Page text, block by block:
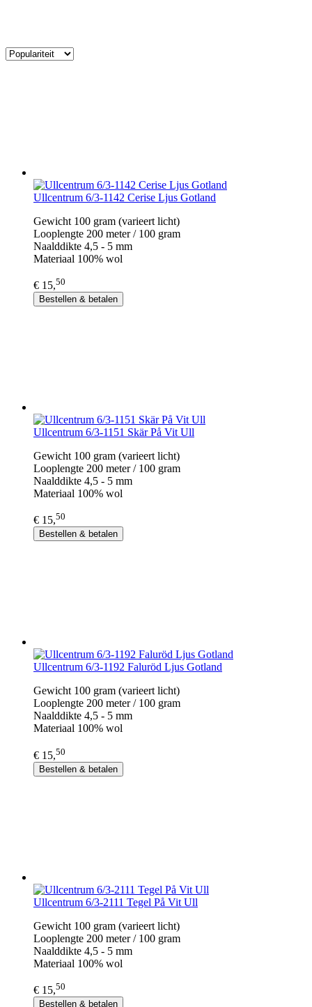
Ullcentrum 6/3-1142 Cerise Ljus Gotland
Gewicht 100 gram (varieert licht)
Looplengte 200 meter / 100 gram
Naalddikte 4,5 - 5 mm
Materiaal 100% wol
€ 15,50
Bestellen & betalen
Ullcentrum 6/3-1151 Skär På Vit Ull
Gewicht 100 gram (varieert licht)
Looplengte 200 meter / 100 gram
Naalddikte 4,5 - 5 mm
Materiaal 100% wol
€ 15,50
Bestellen & betalen
Ullcentrum 6/3-1192 Faluröd Ljus Gotland
Gewicht 100 gram (varieert licht)
Looplengte 200 meter / 100 gram
Naalddikte 4,5 - 5 mm
Materiaal 100% wol
€ 15,50
Bestellen & betalen
Ullcentrum 6/3-2111 Tegel På Vit Ull
Gewicht 100 gram (varieert licht)
Looplengte 200 meter / 100 gram
Naalddikte 4,5 - 5 mm
Materiaal 100% wol
€ 15,50
Bestellen & betalen